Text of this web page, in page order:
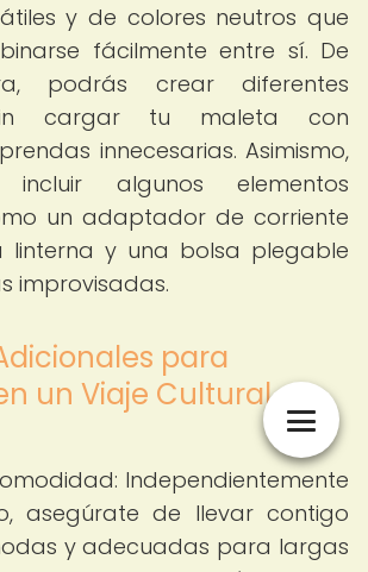
y de colores neutros que
fácilmente entre sí. De
podrás crear diferentes
cargar tu maleta con
innecesarias. Asimismo,
algunos elementos
un adaptador de corriente
linterna y una bolsa plegable
improvisadas.
para
un Viaje Cultural
Independientemente
asegúrate de llevar contigo
y adecuadas para largas